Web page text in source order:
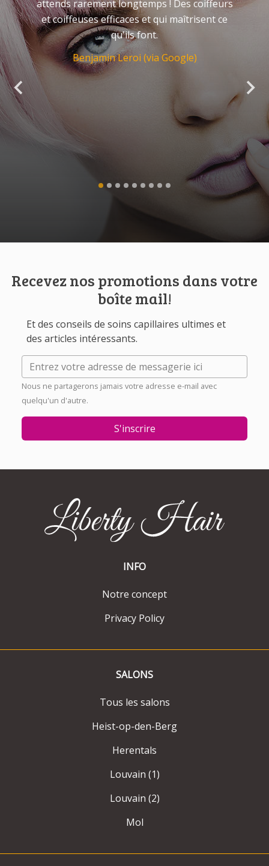
attends rarement longtemps ! Des coiffeurs
et coiffeuses efficaces et qui maîtrisent ce
qu'ils font.
Benjamin Leroi (via Google)
Recevez nos promotions dans votre
boîte mail!
Et des conseils de soins capillaires ultimes et
des articles intéressants.
Nous ne partagerons jamais votre adresse e-mail avec
quelqu'un d'autre.
S'inscrire
INFO
Notre concept
Privacy Policy
SALONS
Tous les salons
Heist-op-den-Berg
Herentals
Louvain (1)
Louvain (2)
Mol